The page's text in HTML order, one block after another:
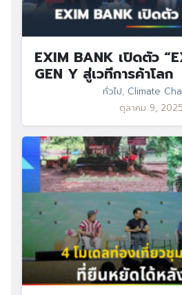
EXIM BANK เปิดตัว
GEN Y สู่เวทีการค้าโลก
ทั่วไป, Climate
ตุลาคม 9, 2025